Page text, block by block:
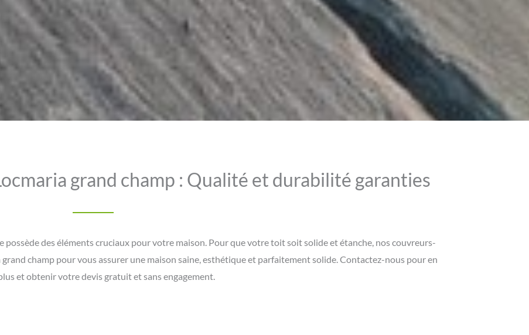
grand champ : Qualité et durabilité garanties
des éléments cruciaux pour votre maison. Pour que votre toit soit solide et étanche, nos couvreurs-
champ pour vous assurer une maison saine, esthétique et parfaitement solide. Contactez-nous pour en
et obtenir votre devis gratuit et sans engagement.